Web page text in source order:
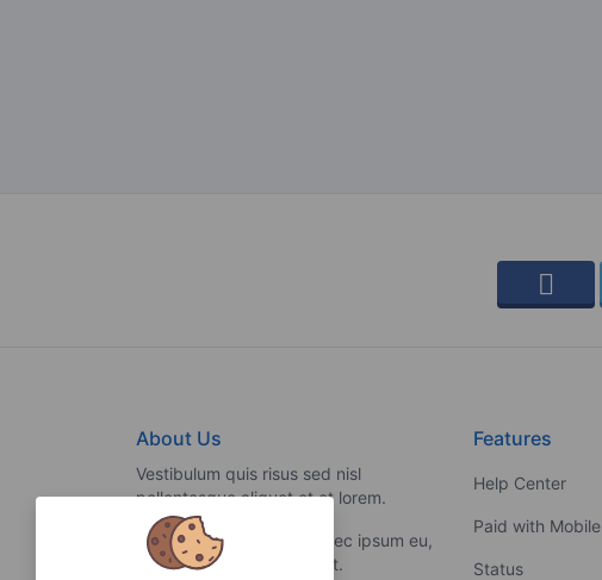
About Us
Vestibulum quis risus sed nisl
pellentesque aliquet et et lorem.
Fusce nibh nisl, gravida nec ipsum eu,
feugiat condimentum velit.
Features
Help Center
Paid with Mobile
Status